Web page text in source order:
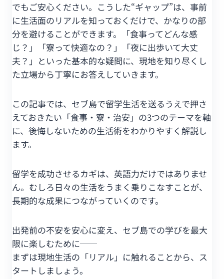
でもご安心ください。こうした“ギャップ”は、事前
に生活面のリアルを知っておくだけで、かなりの部
分を避けることができます。「食事ってどんな感
じ？」「寮って快適なの？」「夜に出歩いて大丈
夫？」といった基本的な疑問に、現地を知り尽くし
た立場から丁寧にお答えしていきます。
この記事では、セブ島で留学生活を送るうえで押さ
えておきたい「食事・寮・治安」の3つのテーマを軸
に、後悔しないための生活術をわかりやすく解説し
ます。
留学を成功させるカギは、英語力だけではありませ
ん。むしろ日々の生活をうまく乗りこなすことが、
長期的な成果につながっていくのです。
出発前の不安を安心に変え、セブ島での学びを最大
限に楽しむために──
まずは現地生活の「リアル」に触れることから、ス
タートしましょう。